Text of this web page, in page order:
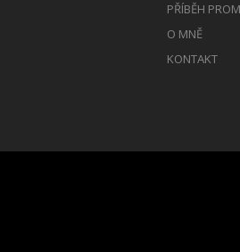
PŘÍBĚH
O MNĚ
KONTAKT